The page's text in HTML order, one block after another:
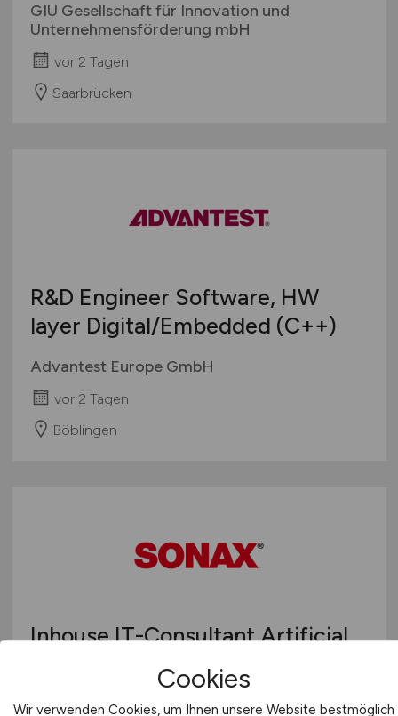
GIU Gesellschaft für Innovation und
Unternehmensförderung mbH
vor 2 Tagen
Saarbrücken
R&D Engineer Software, HW
layer Digital/Embedded (C++)
Advantest Europe GmbH
vor 2 Tagen
Böblingen
Inhouse IT-Consultant Artificial
SONAX GmbH
Cookies
Wir verwenden Cookies, um Ihnen unsere Website bestmöglich